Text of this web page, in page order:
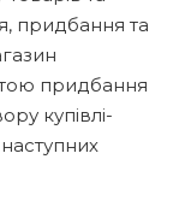
придбання та
придбання
купівлі-